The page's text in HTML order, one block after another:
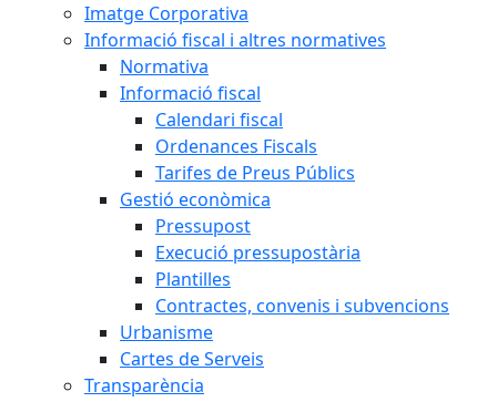
Imatge Corporativa
Informació fiscal i altres normatives
Normativa
Informació fiscal
Calendari fiscal
Ordenances Fiscals
Tarifes de Preus Públics
Gestió econòmica
Pressupost
Execució pressupostària
Plantilles
Contractes, convenis i subvencions
Urbanisme
Cartes de Serveis
Transparència